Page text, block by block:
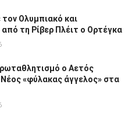
Ολυμπιακό και
τη Ρίβερ Πλέιτ ο Ορτέγκα
ο Αετός
«φύλακας άγγελος» στα